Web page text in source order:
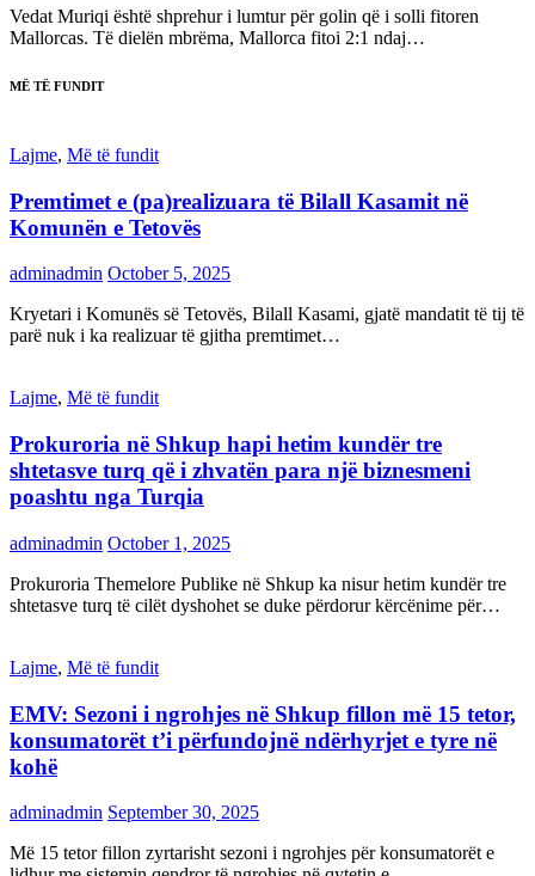
Vedat Muriqi është shprehur i lumtur për golin që i solli fitoren
Mallorcas. Të dielën mbrëma, Mallorca fitoi 2:1 ndaj…
MË TË FUNDIT
Lajme, Më të fundit
Premtimet e (pa)realizuara të Bilall Kasamit në
Komunën e Tetovës
adminadmin October 5, 2025
Kryetari i Komunës së Tetovës, Bilall Kasami, gjatë mandatit të tij të
parë nuk i ka realizuar të gjitha premtimet…
Lajme, Më të fundit
Prokuroria në Shkup hapi hetim kundër tre
shtetasve turq që i zhvatën para një biznesmeni
poashtu nga Turqia
adminadmin October 1, 2025
Prokuroria Themelore Publike në Shkup ka nisur hetim kundër tre
shtetasve turq të cilët dyshohet se duke përdorur kërcënime për…
Lajme, Më të fundit
EMV: Sezoni i ngrohjes në Shkup fillon më 15 tetor,
konsumatorët t’i përfundojnë ndërhyrjet e tyre në
kohë
adminadmin September 30, 2025
Më 15 tetor fillon zyrtarisht sezoni i ngrohjes për konsumatorët e